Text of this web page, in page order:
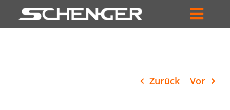
Inhalt
HÄNDLERSUCHE
Zurück Vor